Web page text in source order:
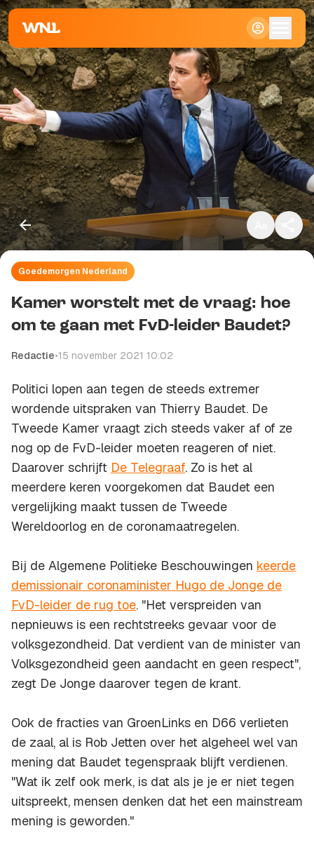
Klein
Standaard
Groot
Goedemorgen Nederland
Kamer worstelt met de vraag: hoe
om te gaan met FvD-leider Baudet?
Redactie•15 november 2021 10:02
Politici lopen aan tegen de steeds extremer
wordende uitspraken van Thierry Baudet. De
Tweede Kamer vraagt zich steeds vaker af of ze
nog op de FvD-leider moeten reageren of niet.
Daarover schrijft De Telegraaf. Zo is het al
meerdere keren voorgekomen dat Baudet een
vergelijking maakt tussen de Tweede
Wereldoorlog en de coronamaatregelen.
Bij de Algemene Politieke Beschouwingen keerde
demissionair coronaminister Hugo de Jonge de
FvD-leider de rug toe. "Het verspreiden van
nepnieuws is een rechtstreeks gevaar voor de
volksgezondheid. Dat verdient van de minister van
Volksgezondheid geen aandacht en geen respect",
zegt De Jonge daarover tegen de krant.
Ook de fracties van GroenLinks en D66 verlieten
de zaal, al is Rob Jetten over het algeheel wel van
mening dat Baudet tegenspraak blijft verdienen.
"Wat ik zelf ook merk, is dat als je je er niet tegen
uitspreekt, mensen denken dat het een mainstream
mening is geworden."